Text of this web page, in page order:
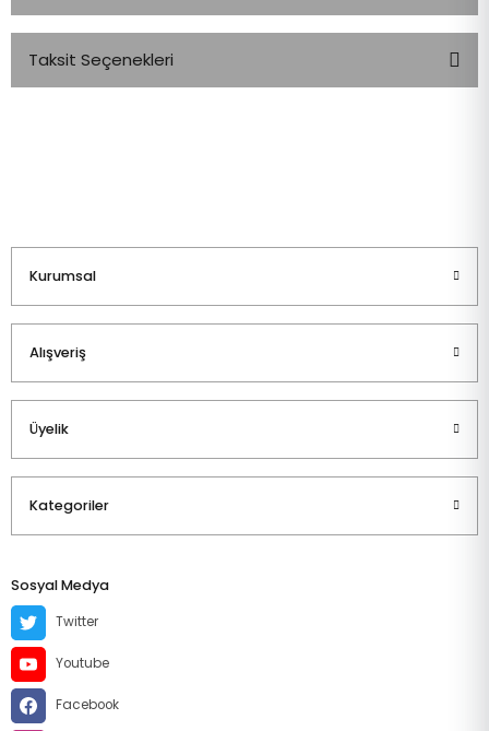
Taksit Seçenekleri
Kurumsal
Alışveriş
Üyelik
Kategoriler
Sosyal Medya
Twitter
Youtube
Facebook